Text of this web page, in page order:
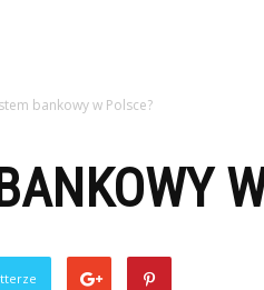
bankowy w Polsce?